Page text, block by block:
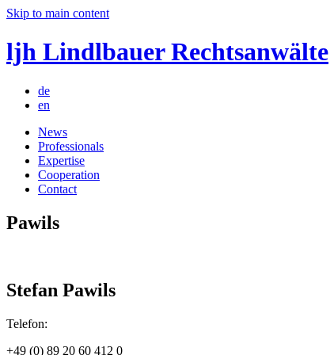
Skip to main content
ljh Lindlbauer Rechtsanwälte
de
en
News
Professionals
Expertise
Cooperation
Contact
Pawils
Stefan Pawils
Telefon:
+49 (0) 89 20 60 412 0